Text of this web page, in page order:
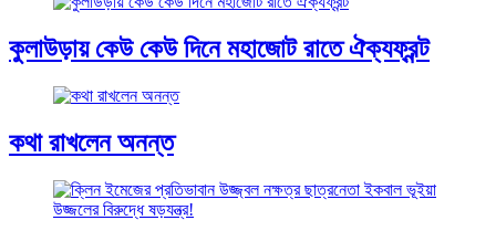
কুলাউড়ায় কেউ কেউ দিনে মহাজোট রাতে ঐক্যফ্রন্ট
কথা রাখলেন অনন্ত